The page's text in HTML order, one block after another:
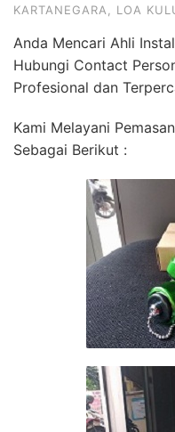
KARTANEGARA
LOA
Anda Mencari Ahli
Hubungi Contact
Profesional dan
Kami Melayani
Sebagai Berikut :